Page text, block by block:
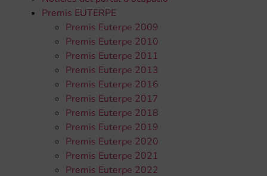
Premis EUTERPE
Premis Euterpe 2009
Premis Euterpe 2010
Premis Euterpe 2011
Premis Euterpe 2013
Premis Euterpe 2016
Premis Euterpe 2017
Premis Euterpe 2018
Premis Euterpe 2019
Premis Euterpe 2020
Premis Euterpe 2021
Premis Euterpe 2022